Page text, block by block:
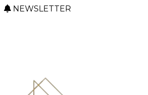
NEWSLETTER